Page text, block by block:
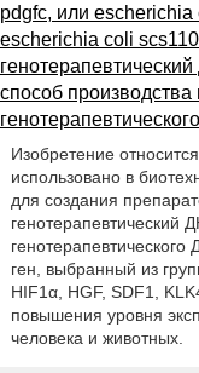
pdgfc, или
escherichia coli
способ
Изобретение
использовано в
для создания
генотерапевтический
ген, выбранный из
HIF1α, HGF, SDF1,
повышения уровня
человека и животных.